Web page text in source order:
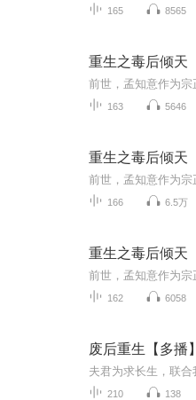
165 8565
重生之毒后倾天
163 5646
重生之毒后倾天
166 6.5万
重生之毒后倾天
162 6058
废后重生【多播】
210 138